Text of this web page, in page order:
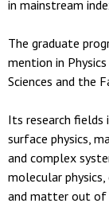
in mainstream
The graduate
mention in
Sciences and the
Its research fields
surface physics,
and complex
molecular
and matter out of